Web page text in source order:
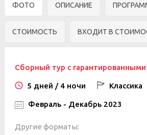
ФОТО ОПИСАНИЕ
СТОИМОСТЬ ВХОДИТ В
Сборный тур с
5 дней / 4 ночи Классика
Февраль - Декабрь 2023
Другие форматы: